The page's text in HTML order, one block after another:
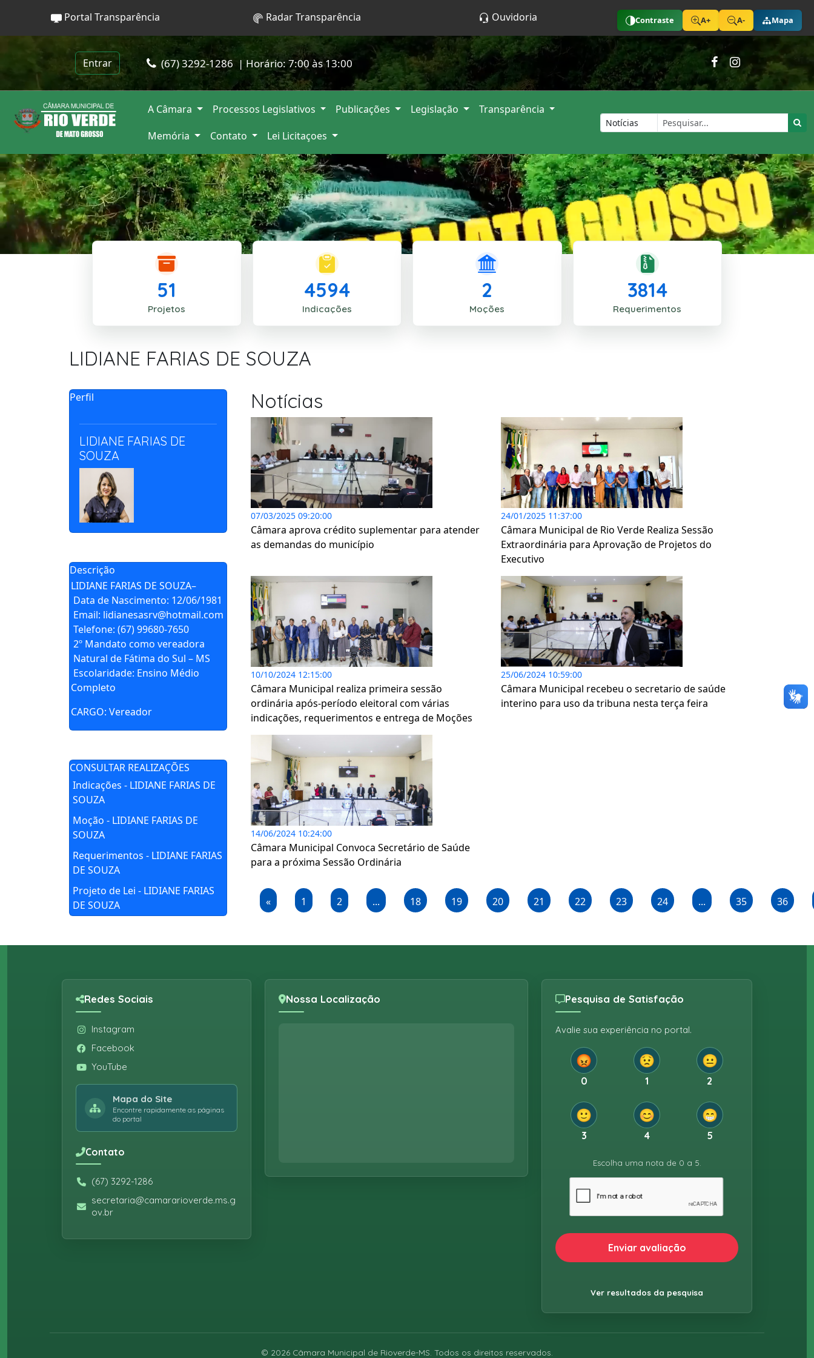
Portal Transparência Radar Transparência Ouvidoria Contraste A+ A- Mapa
Entrar (67) 3292-1286 | Horário: 7:00 às 13:00
A Câmara Processos Legislativos Publicações Legislação
Transparência
Memória
Contato Lei Licitaçoes
51
Projetos
4594
Indicações
2
Moções
3814
Requerimentos
LIDIANE FARIAS DE SOUZA
Perfil
LIDIANE FARIAS DE
SOUZA
Descrição
LIDIANE FARIAS DE SOUZA–
Data de Nascimento: 12/06/1981
Email: lidianesasrv@hotmail.com
Telefone: (67) 99680-7650
2º Mandato como vereadora
Natural de Fátima do Sul – MS
Escolaridade: Ensino Médio
Completo
CARGO: Vereador
CONSULTAR REALIZAÇÕES
Indicações - LIDIANE FARIAS DE
SOUZA
Moção - LIDIANE FARIAS DE
SOUZA
Requerimentos - LIDIANE FARIAS
DE SOUZA
Projeto de Lei - LIDIANE FARIAS
DE SOUZA
Notícias
07/03/2025 09:20:00
Câmara aprova crédito suplementar para atender
as demandas do município
24/01/2025 11:37:00
Câmara Municipal de Rio Verde Realiza Sessão
Extraordinária para Aprovação de Projetos do
Executivo
10/10/2024 12:15:00
Câmara Municipal realiza primeira sessão
ordinária após-período eleitoral com várias
indicações, requerimentos e entrega de Moções
25/06/2024 10:59:00
Câmara Municipal recebeu o secretario de saúde
interino para uso da tribuna nesta terça feira
14/06/2024 10:24:00
Câmara Municipal Convoca Secretário de Saúde
para a próxima Sessão Ordinária
« 1 2 ... 18 19 20 21 22 23 24 ... 35 36
Redes Sociais
Instagram
Facebook
YouTube
Mapa do Site
Encontre rapidamente as páginas
do portal
Contato
(67) 3292-1286
secretaria@camararioverde.ms.g
ov.br
Nossa Localização Pesquisa de Satisfação
Avalie sua experiência no portal.
😡
0
😟
1
😐
2
🙂
3
😊
4
😁
5
Escolha uma nota de 0 a 5.
Enviar avaliação
Ver resultados da pesquisa
© 2026 Câmara Municipal de Rioverde-MS. Todos os direitos reservados.